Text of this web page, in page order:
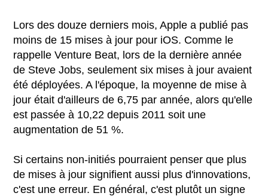
Lors des douze derniers mois, Apple a publié pas
moins de 15 mises à jour pour iOS. Comme le
rappelle Venture Beat, lors de la dernière année
de Steve Jobs, seulement six mises à jour avaient
été déployées. A l'époque, la moyenne de mise à
jour était d'ailleurs de 6,75 par année, alors qu'elle
est passée à 10,22 depuis 2011 soit une
augmentation de 51 %.
Si certains non-initiés pourraient penser que plus
de mises à jour signifient aussi plus d'innovations,
c'est une erreur. En général, c'est plutôt un signe